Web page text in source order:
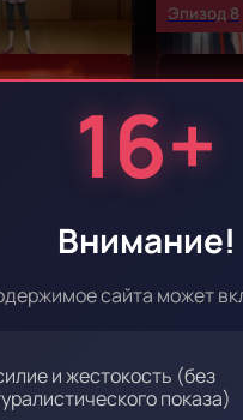
16+
Внимание!
сайта может
и жестокость (без
показа)
Эпизод 8
Эпизод 12
Эпизод 14